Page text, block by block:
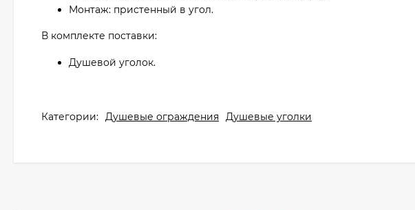
Монтаж: пристенный в угол.
В комплекте поставки:
Душевой уголок.
Категории: Душевые ограждения Душевые уголки